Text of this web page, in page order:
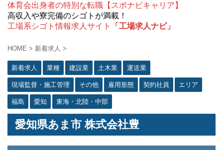
体育会出身者の特別な転職【スポナビキャリア】
高収入や寮完備のシゴトが満載！
工場系シゴト情報求人サイト
「工場求人ナビ」
HOME > 新着求人 >
新着求人 業種 建設業 土木業 運送業
現場監督・施工管理 その他 雇用形態 契約社員 エリア
福島 愛知 東海・北陸・中部
愛知県あま市 株式会社豊